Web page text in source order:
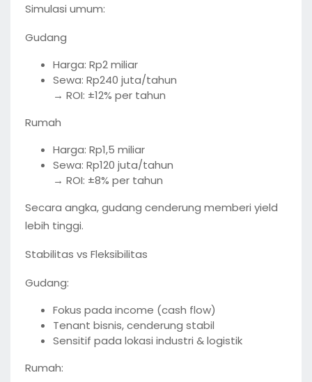
Simulasi umum:
Gudang
Harga: Rp2 miliar
Sewa: Rp240 juta/tahun
→ ROI: ±12% per tahun
Rumah
Harga: Rp1,5 miliar
Sewa: Rp120 juta/tahun
→ ROI: ±8% per tahun
Secara angka, gudang cenderung memberi yield
lebih tinggi.
Stabilitas vs Fleksibilitas
Gudang:
Fokus pada income (cash flow)
Tenant bisnis, cenderung stabil
Sensitif pada lokasi industri & logistik
Rumah: